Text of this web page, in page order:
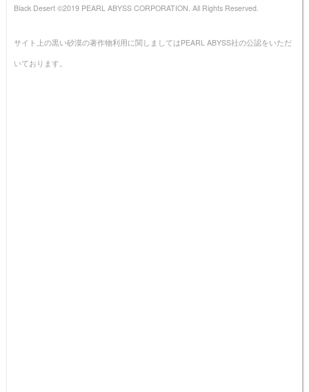
Black Desert ©2019 PEARL ABYSS CORPORATION. All Rights Reserved.
サイト上の黒い砂漠の著作物利用に関しましてはPEARL ABYSS社の公認をいただ
いております。